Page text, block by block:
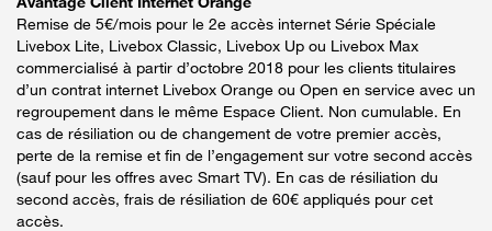
Remise de 5€/mois pour le 2e accès internet Série Spéciale
Livebox Lite, Livebox Classic, Livebox Up ou Livebox Max
commercialisé à partir d’octobre 2018 pour les clients titulaires
d’un contrat internet Livebox Orange ou Open en service avec un
regroupement dans le même Espace Client. Non cumulable. En
cas de résiliation ou de changement de votre premier accès,
perte de la remise et fin de l’engagement sur votre second accès
(sauf pour les offres avec Smart TV). En cas de résiliation du
second accès, frais de résiliation de 60€ appliqués pour cet
accès.